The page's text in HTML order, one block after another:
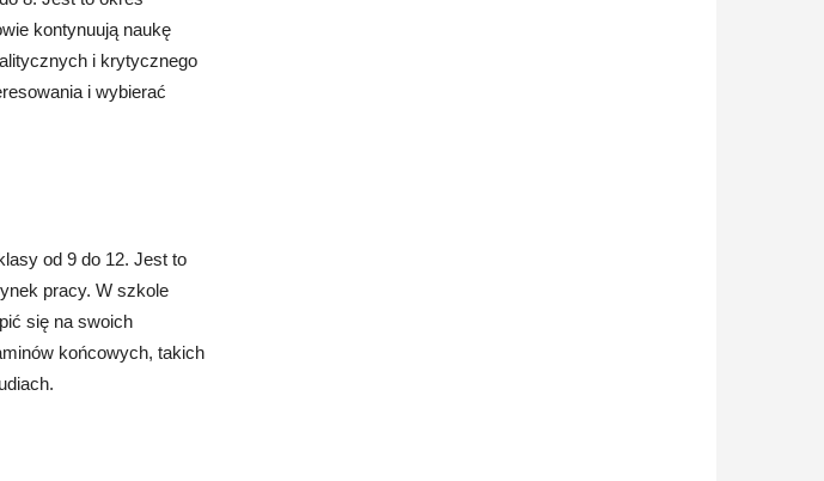
kontynuują naukę
i krytycznego
i wybierać
od 9 do 12. Jest to
pracy. W szkole
się na swoich
końcowych, takich